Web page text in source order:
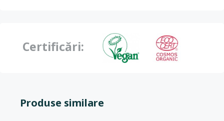
Certificări:
Produse similare